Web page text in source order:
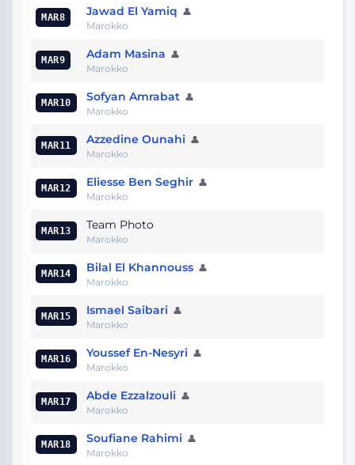
MAR8 Jawad El Yamiq 👤
Marokko
MAR9 Adam Masina 👤
Marokko
MAR10 Sofyan Amrabat 👤
Marokko
MAR11 Azzedine Ounahi 👤
Marokko
MAR12 Eliesse Ben Seghir 👤
Marokko
MAR13 Team Photo
Marokko
MAR14 Bilal El Khannouss 👤
Marokko
MAR15 Ismael Saibari 👤
Marokko
MAR16 Youssef En-Nesyri 👤
Marokko
MAR17 Abde Ezzalzouli 👤
Marokko
MAR18 Soufiane Rahimi 👤
Marokko